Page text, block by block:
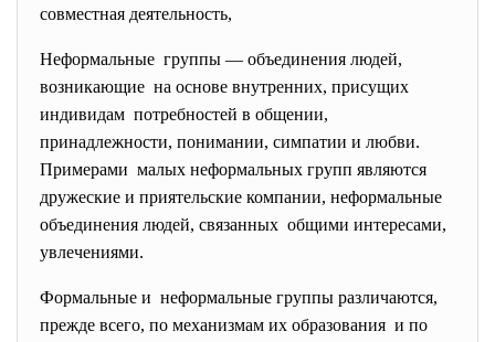
совместная деятельность,
Неформальные группы — объединения людей,
возникающие на основе внутренних, присущих
индивидам потребностей в общении,
принадлежности, понимании, симпатии и любви.
Примерами малых неформальных групп являются
дружеские и приятельские компании, неформальные
объединения людей, связанных общими интересами,
увлечениями.
Формальные и неформальные группы различаются,
прежде всего, по механизмам их образования и по